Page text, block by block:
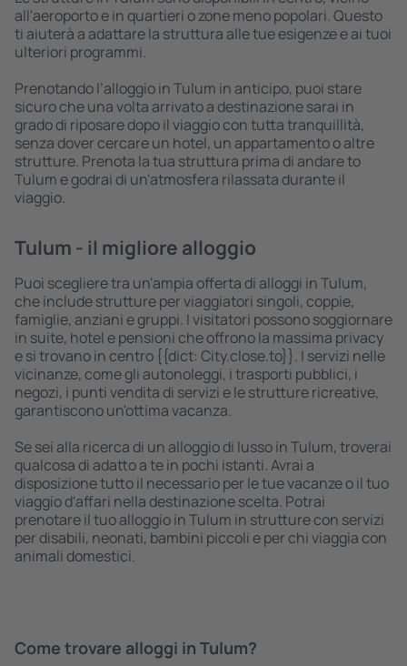
all'aeroporto e in quartieri o zone meno popolari. Questo
ti aiuterà a adattare la struttura alle tue esigenze e ai tuoi
ulteriori programmi.
Prenotando l’alloggio in Tulum in anticipo, puoi stare
sicuro che una volta arrivato a destinazione sarai in
grado di riposare dopo il viaggio con tutta tranquillità,
senza dover cercare un hotel, un appartamento o altre
strutture. Prenota la tua struttura prima di andare to
Tulum e godrai di un'atmosfera rilassata durante il
viaggio.
Tulum - il migliore alloggio
Puoi scegliere tra un'ampia offerta di alloggi in Tulum,
che include strutture per viaggiatori singoli, coppie,
famiglie, anziani e gruppi. I visitatori possono soggiornare
in suite, hotel e pensioni che offrono la massima privacy
e si trovano in centro {{dict: City.close.to}}. I servizi nelle
vicinanze, come gli autonoleggi, i trasporti pubblici, i
negozi, i punti vendita di servizi e le strutture ricreative,
garantiscono un'ottima vacanza.
Se sei alla ricerca di un alloggio di lusso in Tulum, troverai
qualcosa di adatto a te in pochi istanti. Avrai a
disposizione tutto il necessario per le tue vacanze o il tuo
viaggio d'affari nella destinazione scelta. Potrai
prenotare il tuo alloggio in Tulum in strutture con servizi
per disabili, neonati, bambini piccoli e per chi viaggia con
animali domestici.
Come trovare alloggi in Tulum?